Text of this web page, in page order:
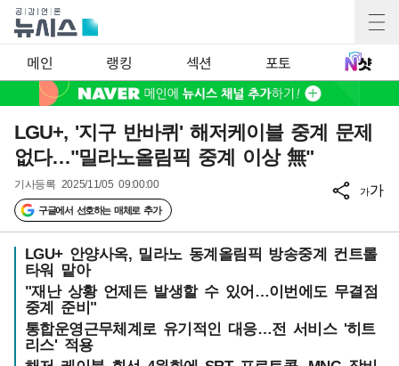
메인 랭킹 섹션 포토
LGU+, '지구 반바퀴' 해저케이블 중계 문제
없다…"밀라노올림픽 중계 이상 無"
기사등록 2025/11/05 09:00:00
구글에서 선호하는 매체로 추가
가가
LGU+ 안양사옥, 밀라노 동계올림픽 방송중계 컨트롤
타워 맡아
"재난 상황 언제든 발생할 수 있어…이번에도 무결점
중계 준비"
통합운영근무체계로 유기적인 대응…전 서비스 '히트
리스' 적용